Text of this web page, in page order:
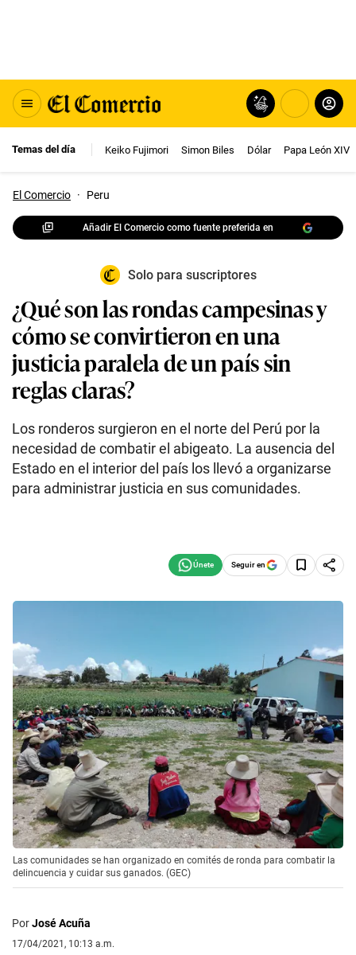
Temas del día Keiko Fujimori Simon Biles Dólar Papa León XIV
El Comercio · Peru
Añadir El Comercio como fuente preferida en
Solo para suscriptores
¿Qué son las rondas campesinas y
cómo se convirtieron en una
justicia paralela de un país sin
reglas claras?
Los ronderos surgieron en el norte del Perú por la
necesidad de combatir el abigeato. La ausencia del
Estado en el interior del país los llevó a organizarse
para administrar justicia en sus comunidades.
Seguir en
Las comunidades se han organizado en comités de ronda para combatir la
delincuencia y cuidar sus ganados. (GEC)
PorJosé Acuña
17/04/2021, 10:13 a.m.